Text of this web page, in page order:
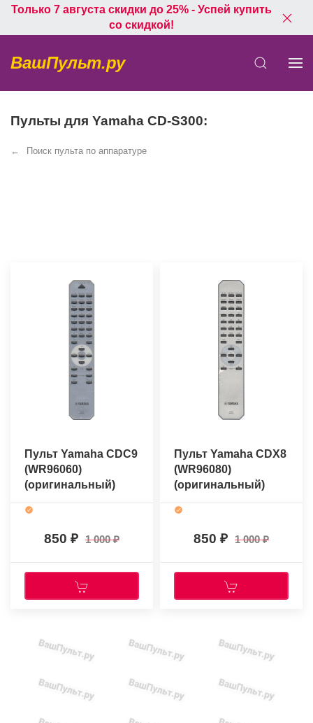
Только 7 августа скидки до 25% - Успей купить
со скидкой!
ВашПульт.ру
Пульты для Yamaha CD-S300:
Поиск пульта по аппаратуре
Пульт Yamaha CDC9
(WR96060)
(оригинальный)
850 1 000
Пульт Yamaha CDX8
(WR96080)
(оригинальный)
850 1 000